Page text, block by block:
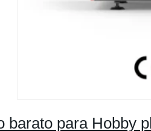
barato para Hobby